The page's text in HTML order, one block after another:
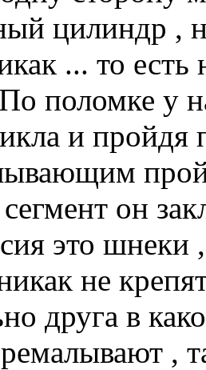
цилиндр ,
... то
поломке у
и пройдя
он
это шнеки
не
друга в
,